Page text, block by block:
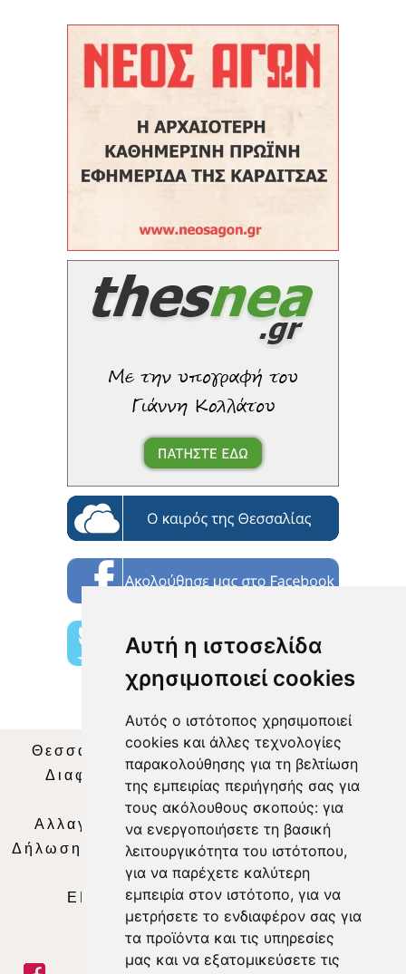
Αυτή η ιστοσελίδα
χρησιμοποιεί cookies
Αυτός ο ιστότοπος χρησιμοποιεί
cookies και άλλες τεχνολογίες
παρακολούθησης για τη βελτίωση
της εμπειρίας περιήγησής σας για
τους ακόλουθους σκοπούς: για
να ενεργοποιήσετε τη βασική
λειτουργικότητα του ιστότοπου,
για να παρέχετε καλύτερη
εμπειρία στον ιστότοπο, για να
μετρήσετε το ενδιαφέρον σας για
τα προϊόντα και τις υπηρεσίες
μας και να εξατομικεύσετε τις
Θεσσαλία Τηλεόραση|SNG Services
Διαφήμιση | Όροι Χρήσης |Δήλωση
Απορρήτου |
Περιεχόμενο
Αλλαγή Προτιμήσεων για τα Cookies
Δήλωση συμμόρφωσης με τη σύσταση (ΕΕ)
2018/334|Ταυτότητα
ΕΝΗΜΕΡΩΣΗ |WEB TV| LIVE